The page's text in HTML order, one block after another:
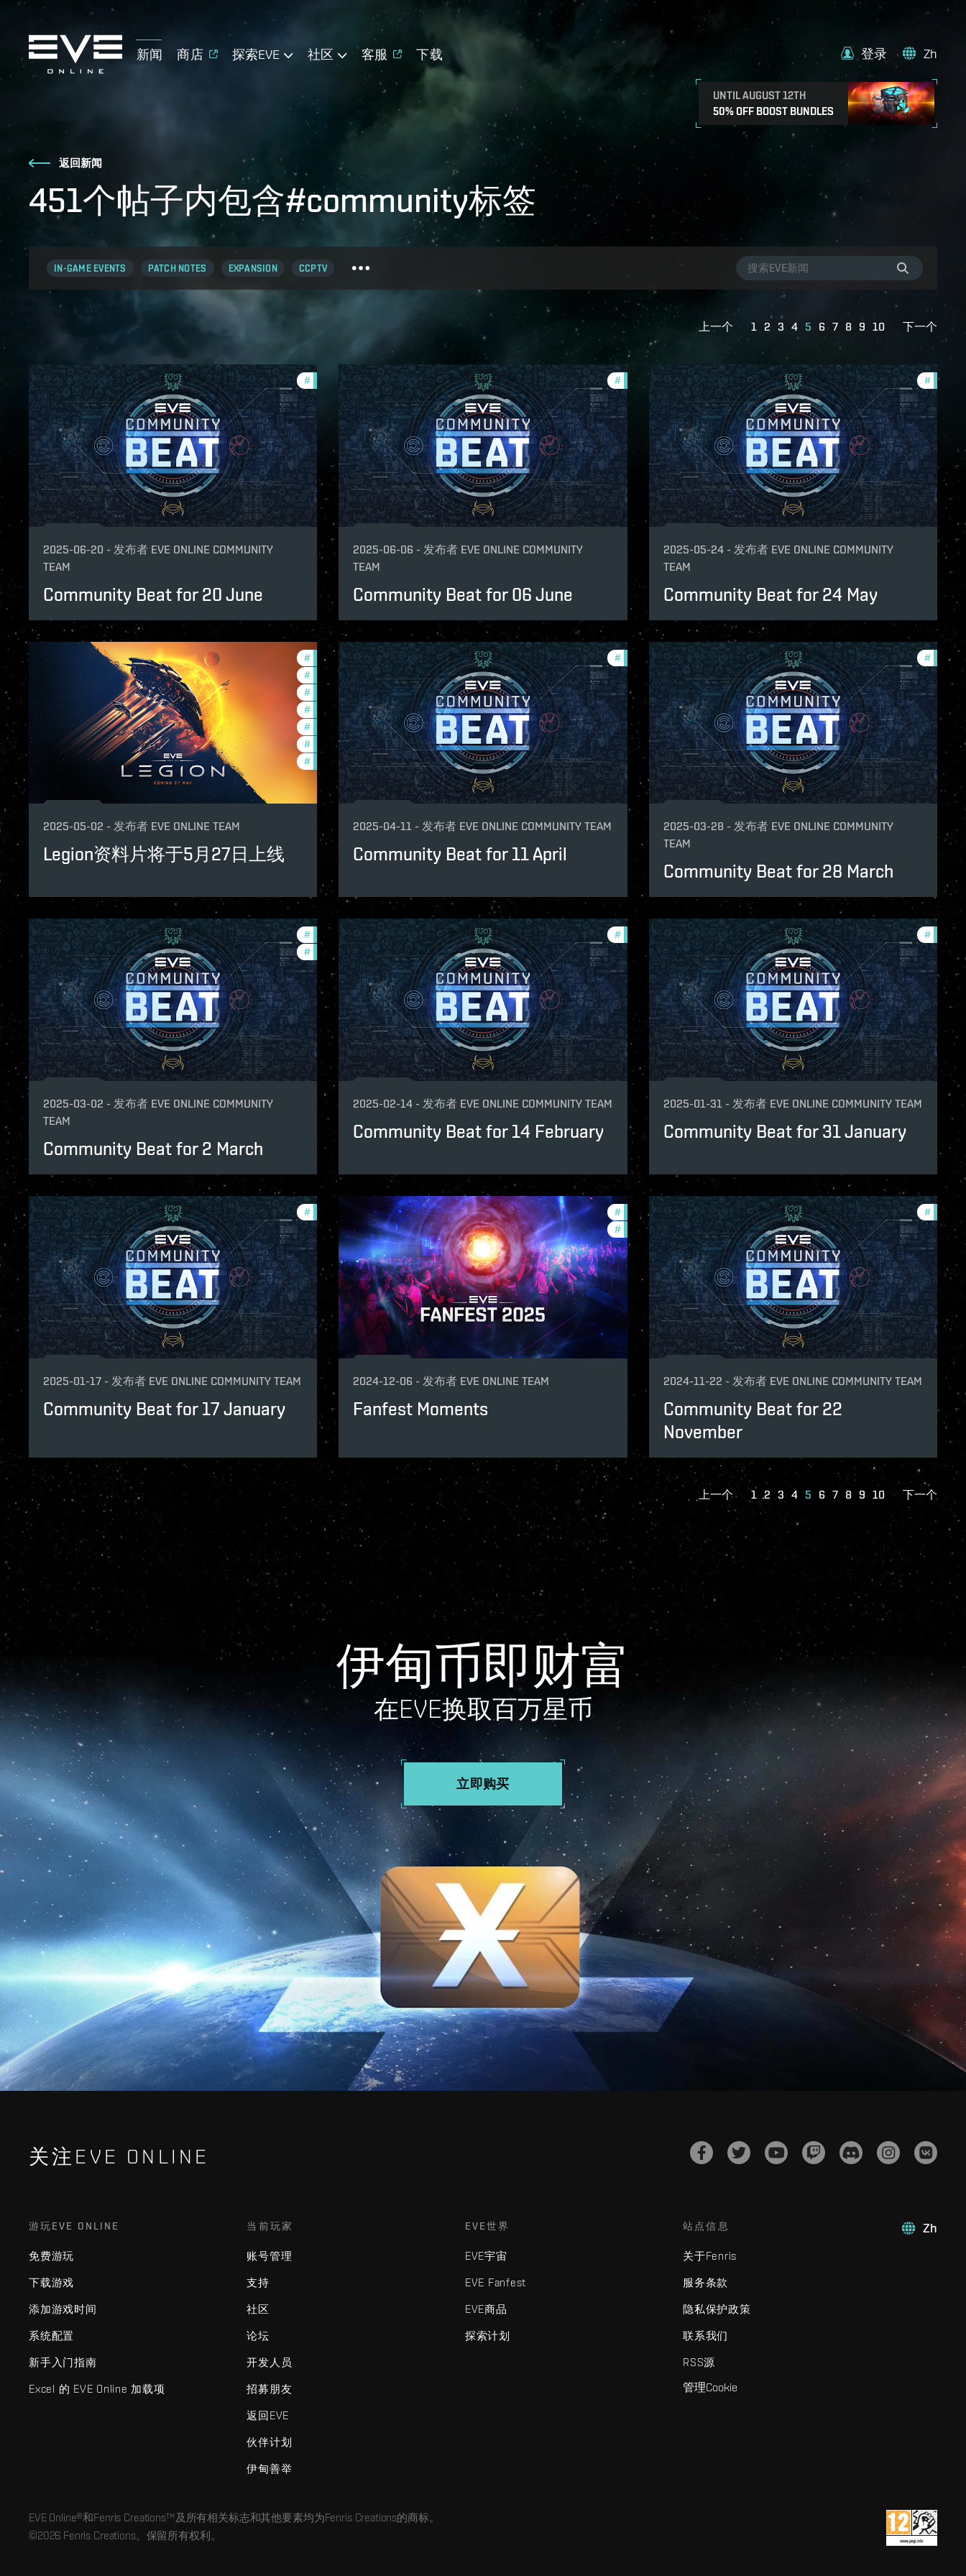
新闻 商店 探索EVE 社区 客服 下载
UNTIL AUGUST 12TH
50% OFF BOOST BUNDLES
登录 Zh
返回新闻
451个帖子内包含#community标签
IN-GAME EVENTS PATCH NOTES EXPANSION CCPTV
上一个 1 2 3 4 5 6 7 8 9 10 下一个
# community
2025-06-20 - 发布者 EVE ONLINE COMMUNITY
TEAM
Community Beat for 20 June
#community
2025-06-06 - 发布者 EVE ONLINE COMMUNITY
TEAM
Community Beat for 06 June
#
2025-05-24 - 发布者 EVE ONLINE COMMUNITY
TEAM
Community Beat for 24 May
# expansion
#
# development-updates
# community
# new-features
# future-updates
# eve-vanguard
2025-05-02 - 发布者 EVE ONLINE TEAM
Legion资料片将于5月27日上线
#community
2025-04-11 -发布者 EVE ONLINE COMMUNITY TEAM
Community Beat for 11 April
#
2025-03-28 - 发布者 EVE ONLINE COMMUNITY
TEAM
Community Beat for 28 March
# community
# battle-reports
2025-03-02 - 发布者 EVE ONLINE COMMUNITY
TEAM
Community Beat for 2 March
#community
2025-02-14 -发布者 EVE ONLINE COMMUNITY TEAM
Community Beat for 14 February
#
2025-01-31 - 发布者 EVE ONLINE COMMUNITY TEAM
Community Beat for 31 January
# community
2025-01-17 - 发布者 EVE ONLINE COMMUNITY TEAM
Community Beat for 17 January
#fanfest
#community
2024-12-06 -发布者 EVE ONLINE TEAM
Fanfest Moments
#
2024-11-22 - 发布者 EVE ONLINE COMMUNITY TEAM
Community Beat for 22
November
上一个 1 2 3 4 5 6 7 8 9 10 下一个
伊甸币即财富
在EVE换取百万星币
立即购买
关注EVE ONLINE
Zh
游玩EVE ONLINE
免费游玩
下载游戏
添加游戏时间
系统配置
新手入门指南
Excel 的 EVE Online 加载项
当前玩家
账号管理
支持
社区
论坛
开发人员
招募朋友
返回EVE
伙伴计划
伊甸善举
EVE世界
EVE宇宙
EVE Fanfest
EVE商品
探索计划
站点信息
关于Fenris
服务条款
隐私保护政策
联系我们
RSS源
管理Cookie
EVE Online®和Fenris Creations™及所有相关标志和其他要素均为Fenris Creations的商标。
©2026 Fenris Creations。保留所有权利。